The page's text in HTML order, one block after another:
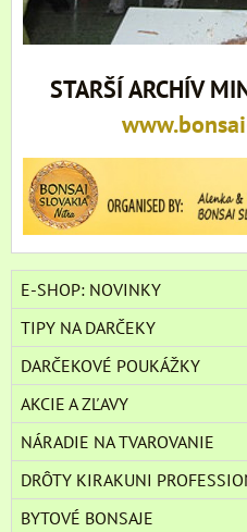
STARŠÍ ARCHÍV
E-SHOP: NOVINKY
TIPY NA DARČEKY
DARČEKOVÉ POUKÁŽKY
AKCIE A ZĽAVY
NÁRADIE NA TVAROVANIE
DRÔTY KIRAKUNI
BYTOVÉ BONSAJE